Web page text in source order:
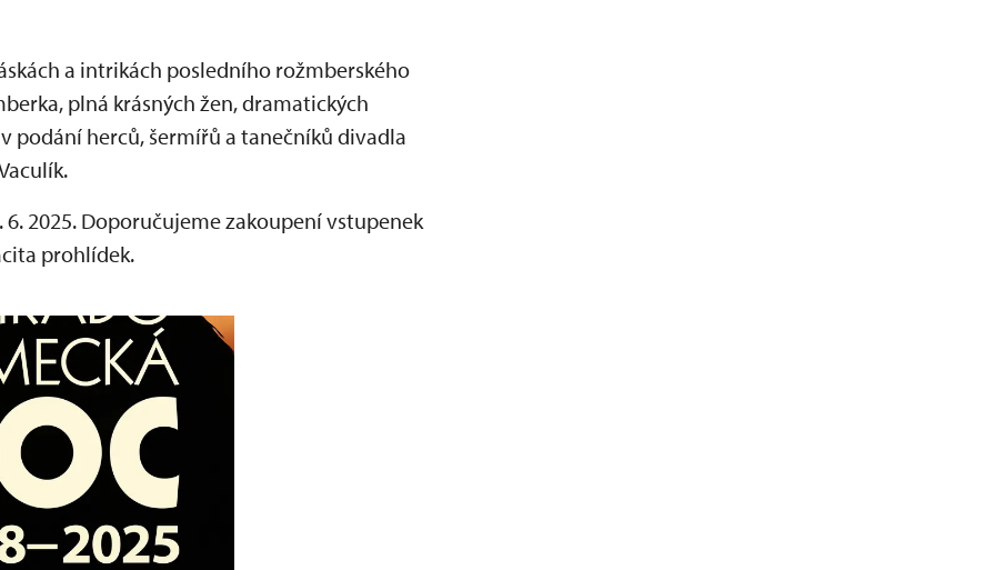
a intrikách posledního rožmberského
plná krásných žen, dramatických
podání herců, šermířů a tanečníků divadla
2025. Doporučujeme zakoupení vstupenek
prohlídek.